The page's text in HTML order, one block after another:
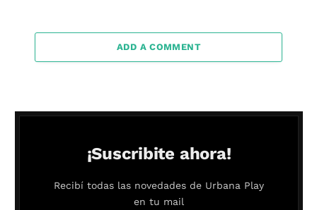
ADD A COMMENT
¡Suscribite ahora!
Recibí todas las novedades de Urbana Play
en tu mail